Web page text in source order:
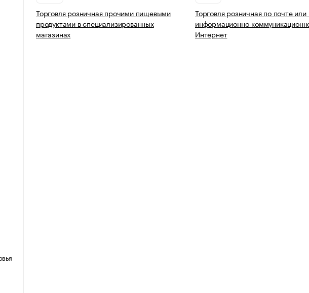
Торговля розничная прочими пищевыми
продуктами в специализированных
магазинах
Торговля розничная по почте или
информационно-
Интернет